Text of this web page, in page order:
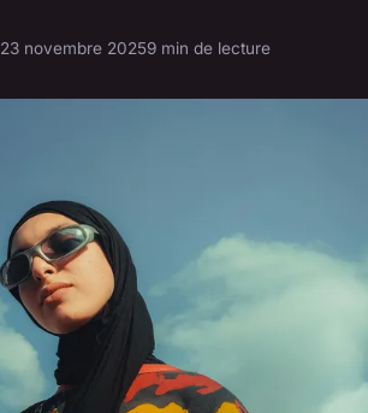
23 novembre 20259 min de lecture